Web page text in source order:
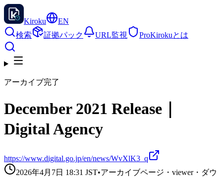
Kiroku
EN
検索
証拠パック URL監視 ProKirokuとは
アーカイブ完了
December 2021 Release｜
Digital Agency
https://www.digital.go.jp/en/news/WvXlK3_q
2026年4月7日 18:31 JST•アーカイブページ・viewer・ダウ